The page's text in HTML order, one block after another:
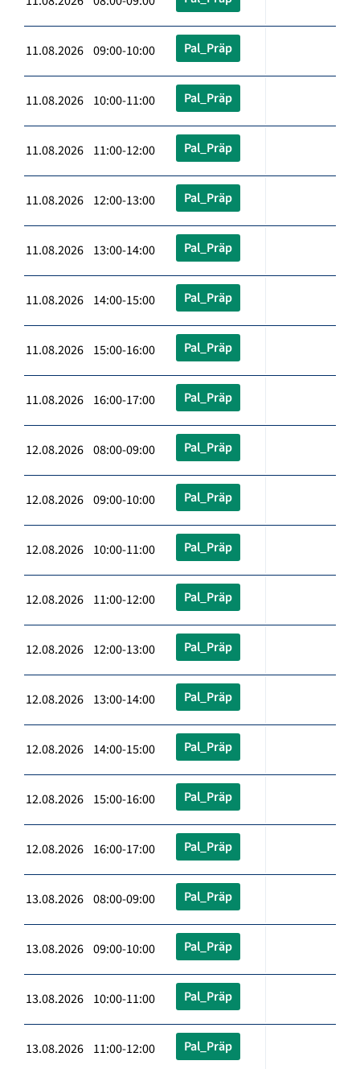
11.08.2026 09:00-10:00 Pal_Präp
11.08.2026 10:00-11:00 Pal_Präp
11.08.2026 11:00-12:00 Pal_Präp
11.08.2026 12:00-13:00 Pal_Präp
11.08.2026 13:00-14:00 Pal_Präp
11.08.2026 14:00-15:00 Pal_Präp
11.08.2026 15:00-16:00 Pal_Präp
11.08.2026 16:00-17:00 Pal_Präp
12.08.2026 08:00-09:00 Pal_Präp
12.08.2026 09:00-10:00 Pal_Präp
12.08.2026 10:00-11:00 Pal_Präp
12.08.2026 11:00-12:00 Pal_Präp
12.08.2026 12:00-13:00 Pal_Präp
12.08.2026 13:00-14:00 Pal_Präp
12.08.2026 14:00-15:00 Pal_Präp
12.08.2026 15:00-16:00 Pal_Präp
12.08.2026 16:00-17:00 Pal_Präp
13.08.2026 08:00-09:00 Pal_Präp
13.08.2026 09:00-10:00 Pal_Präp
13.08.2026 10:00-11:00 Pal_Präp
13.08.2026 11:00-12:00 Pal_Präp